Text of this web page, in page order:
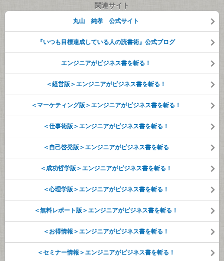
関連サイト
丸山 純孝 公式サイト
『いつも目標達成している人の読書術』公式ブログ
エンジニアがビジネス書を斬る！
＜経営版＞エンジニアがビジネス書を斬る！
＜マーケティング版＞エンジニアがビジネス書を斬る！
＜仕事術版＞エンジニアがビジネス書を斬る！
＜自己啓発版＞エンジニアがビジネス書を斬る
＜成功哲学版＞エンジニアがビジネス書を斬る！
＜心理学版＞エンジニアがビジネス書を斬る！
＜無料レポート版＞エンジニアがビジネス書を斬る！
＜お得情報＞エンジニアがビジネス書を斬る！
＜セミナー情報＞エンジニアがビジネス書を斬る！